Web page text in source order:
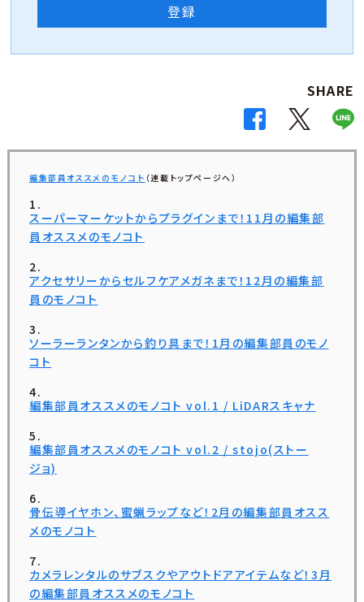
登録
SHARE
編集部員オススメのモノコト （連載トップページへ）
スーパーマーケットからプラグインまで！11月の編集部
員オススメのモノコト
アクセサリーからセルフケアメガネまで！12月の編集部
員のモノコト
ソーラーランタンから釣り具まで！1月の編集部員のモノ
コト
編集部員オススメのモノコト vol.1 / LiDARスキャナ
編集部員オススメのモノコト vol.2 / stojo(ストー
ジョ)
骨伝導イヤホン、蜜蝋ラップなど！2月の編集部員オスス
メのモノコト
カメラレンタルのサブスクやアウトドアアイテムなど！3月
の編集部員オススメのモノコト